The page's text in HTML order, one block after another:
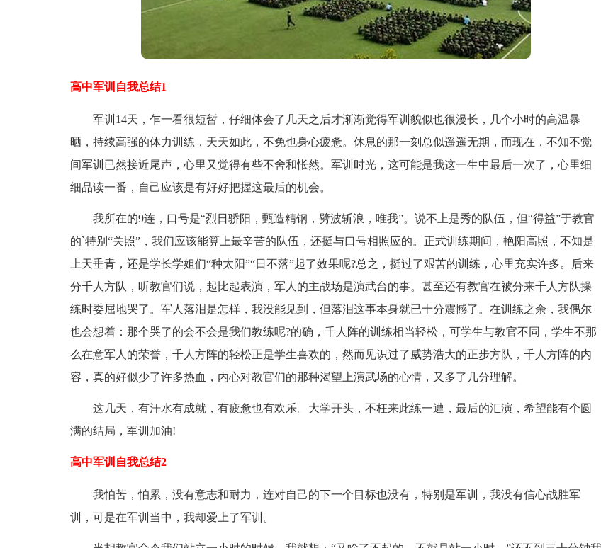
高中军训自我总结1
军训14天，乍一看很短暂，仔细体会了几天之后才渐渐觉得军训貌似也很漫长，几个小时的高温暴
晒，持续高强的体力训练，天天如此，不免也身心疲惫。休息的那一刻总似遥遥无期，而现在，不知不觉
间军训已然接近尾声，心里又觉得有些不舍和怅然。军训时光，这可能是我这一生中最后一次了，心里细
细品读一番，自己应该是有好好把握这最后的机会。
我所在的9连，口号是“烈日骄阳，甄造精钢，劈波斩浪，唯我”。说不上是秀的队伍，但“得益”于教官
的`特别“关照”，我们应该能算上最辛苦的队伍，还挺与口号相照应的。正式训练期间，艳阳高照，不知是
上天垂青，还是学长学姐们“种太阳”“日不落”起了效果呢?总之，挺过了艰苦的训练，心里充实许多。后来
分千人方队，听教官们说，起比起表演，军人的主战场是演武台的事。甚至还有教官在被分来千人方队操
练时委屈地哭了。军人落泪是怎样，我没能见到，但落泪这事本身就已十分震憾了。在训练之余，我偶尔
也会想着：那个哭了的会不会是我们教练呢?的确，千人阵的训练相当轻松，可学生与教官不同，学生不那
么在意军人的荣誉，千人方阵的轻松正是学生喜欢的，然而见识过了威势浩大的正步方队，千人方阵的内
容，真的好似少了许多热血，内心对教官们的那种渴望上演武场的心情，又多了几分理解。
这几天，有汗水有成就，有疲惫也有欢乐。大学开头，不枉来此练一遭，最后的汇演，希望能有个圆
满的结局，军训加油!
高中军训自我总结2
我怕苦，怕累，没有意志和耐力，连对自己的下一个目标也没有，特别是军训，我没有信心战胜军
训，可是在军训当中，我却爱上了军训。